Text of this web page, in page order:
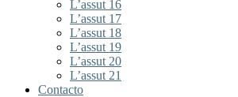
L’assut 16
L’assut 17
L’assut 18
L’assut 19
L’assut 20
L’assut 21
Contacto